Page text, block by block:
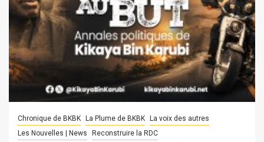
Chronique de BKBK La Plume de BKBK
La voix des autres
Les Nouvelles | News
Reconstruire la RDC